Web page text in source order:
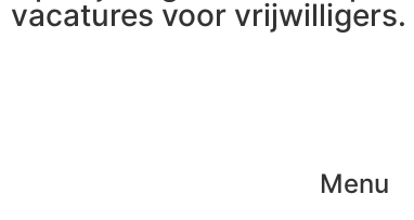
vacatures voor vrijwilligers.
Menu